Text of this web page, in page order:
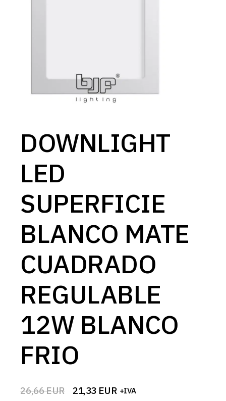
DOWNLIGHT
LED
SUPERFICIE
BLANCO MATE
CUADRADO
REGULABLE
12W BLANCO
FRIO
26,66EUR
El 21,33 EUR
El +IVA